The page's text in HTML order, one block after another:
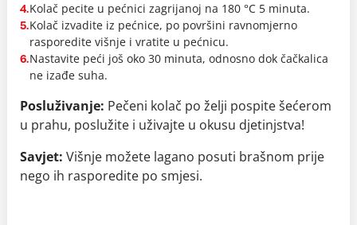
4.Kolač pecite u pećnici zagrijanoj na 180 °C 5 minuta.
5.Kolač izvadite iz pećnice, po površini ravnomjerno
rasporedite višnje i vratite u pećnicu.
6.Nastavite peći još oko 30 minuta, odnosno dok čačkalica
ne izađe suha.
Posluživanje: Pečeni kolač po želji pospite šećerom
u prahu, poslužite i uživajte u okusu djetinjstva!
Savjet: Višnje možete lagano posuti brašnom prije
nego ih rasporedite po smjesi.